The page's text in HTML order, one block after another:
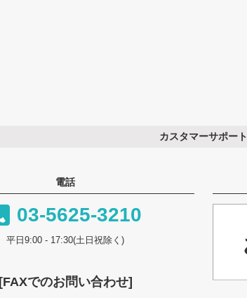
カスタマーサポート
電話
03-5625-3210
平日9:00 - 17:30(土日祝除く)
[FAXでのお問い合わせ]